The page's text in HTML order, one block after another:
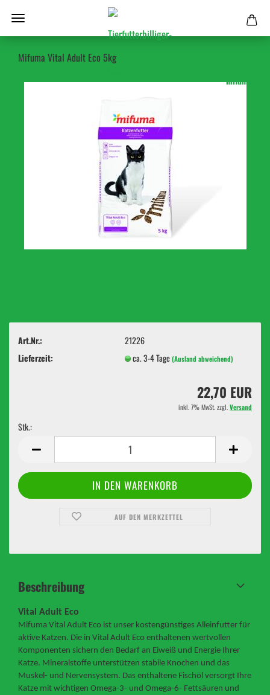
Mifuma Vital Adult Eco 5kg
mifuma
Art.Nr.:
21226
Lieferzeit:
ca. 3-4 Tage(Ausland abweichend)
22,70 EUR
inkl. 7% MwSt. zzgl.Versand
Stk.:
AUF DEN MERKZETTEL
Beschreibung
Vital Adult Eco
Mifuma Vital Adult Eco ist unser kostengünstiges Alleinfutter für
aktive Katzen. Die in Vital Adult Eco enthaltenen wertvollen
Komponenten sichern den Bedarf an Eiweiß und Energie Ihrer
Katze. Mineralstoffe unterstützen stabile Knochen und das
Muskel- und Nervensystem. Das enthaltene Fischöl versorgt Ihre
Katze mit wichtigen Omega-3- und Omega-6- Fettsäuren und